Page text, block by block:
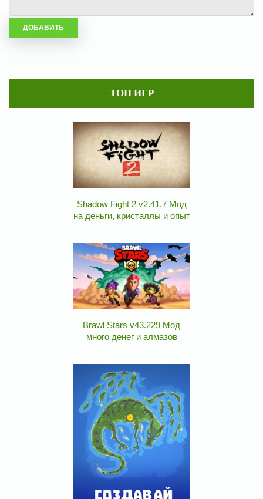
ТОП ИГР
Shadow Fight 2 v2.41.7 Мод
на деньги, кристаллы и опыт
Brawl Stars v43.229 Мод
много денег и алмазов